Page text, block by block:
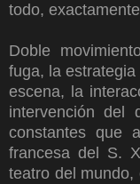
todo,
Doble
fuga, la
escena, la
intervención del
constantes que
francesa del S.
teatro del